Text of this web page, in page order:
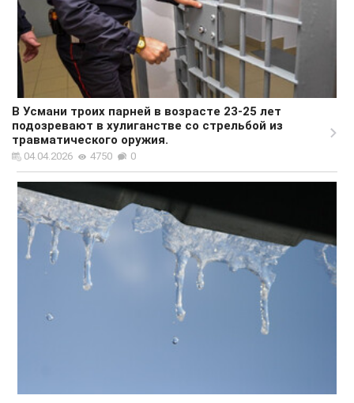
В Усмани троих парней в возрасте 23-25 лет
подозревают в хулиганстве со стрельбой из
травматического оружия.
04.04.2026 4750 0